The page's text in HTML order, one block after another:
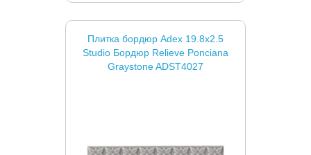
Плитка бордюр Adex 19.8x2.5
Studio Бордюр Relieve Ponciana
Graystone ADST4027